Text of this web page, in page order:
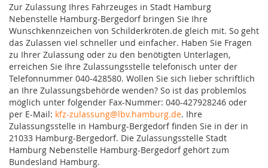
Zur Zulassung Ihres Fahrzeuges in Stadt Hamburg
Nebenstelle Hamburg-Bergedorf bringen Sie Ihre
Wunschkennzeichen von Schilderkröten.de gleich mit. So geht
das Zulassen viel schneller und einfacher. Haben Sie Fragen
zu Ihrer Zulassung oder zu den benötigten Unterlagen,
erreichen Sie Ihre Zulassungsstelle telefonisch unter der
Telefonnummer 040-428580. Wollen Sie sich lieber schriftlich
an Ihre Zulassungsbehörde wenden? So ist das problemlos
möglich unter folgender Fax-Nummer: 040-427928246 oder
per E-Mail: kfz-zulassung@lbv.hamburg.de. Ihre
Zulassungsstelle in Hamburg-Bergedorf finden Sie in der in
21033 Hamburg-Bergedorf. Die Zulassungsstelle Stadt
Hamburg Nebenstelle Hamburg-Bergedorf gehört zum
Bundesland Hamburg.